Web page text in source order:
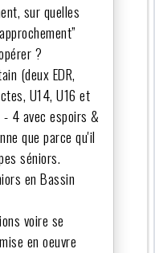
sur quelles
?
(deux EDR,
U14, U16 et
4 avec espoirs &
que parce qu'il
séniors.
en Bassin
voire se
en oeuvre